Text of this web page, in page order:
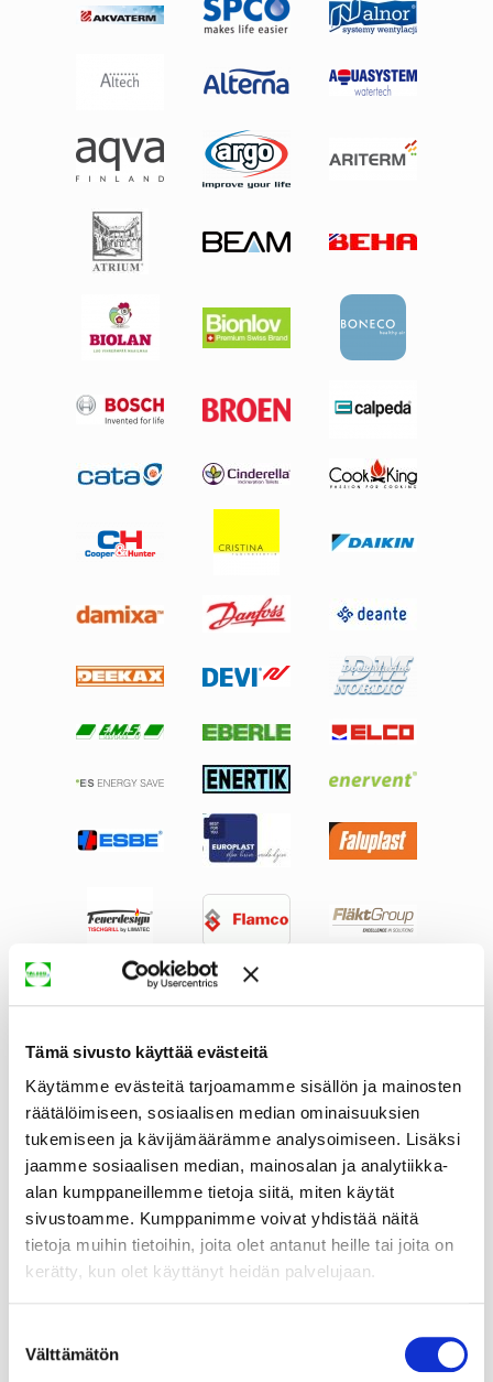
Tämä sivusto käyttää evästeitä
Käytämme evästeitä tarjoamamme sisällön ja mainosten
räätälöimiseen, sosiaalisen median ominaisuuksien
tukemiseen ja kävijämäärämme analysoimiseen. Lisäksi
jaamme sosiaalisen median, mainosalan ja analytiikka-
alan kumppaneillemme tietoja siitä, miten käytät
sivustoamme. Kumppanimme voivat yhdistää näitä
tietoja muihin tietoihin, joita olet antanut heille tai joita on
kerätty, kun olet käyttänyt heidän palvelujaan.
valinta
Välttämätön